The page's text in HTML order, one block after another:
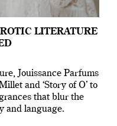
LITERATURE
Jouissance Parfums
and ‘Story of O’ to
that blur the
and language.